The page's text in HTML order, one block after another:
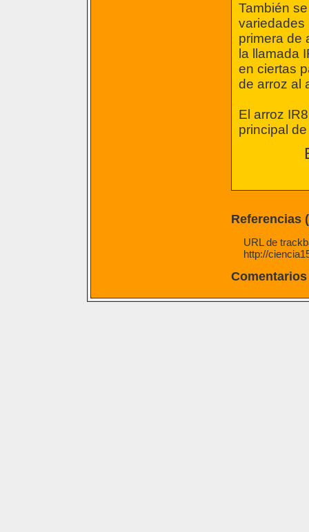
También
variedades
primera de
la llamada
en ciertas
de arroz al
El arroz
principal
Referencias
URL de
http://
Comentarios